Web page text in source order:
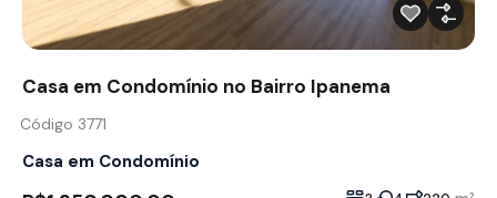
Casa em Condomínio no Bairro Ipanema
Código 3771
Casa em Condomínio